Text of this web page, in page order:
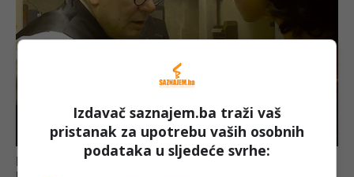
Izdavač saznajem.ba traži vaš
pristanak za upotrebu vaših osobnih
podataka u sljedeće svrhe: